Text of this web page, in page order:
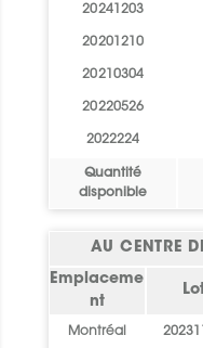
20241203
20201210
20210304
20220526
2022224
Quantité
disponible
AU CENTRE
Emplaceme
nt
Montréal